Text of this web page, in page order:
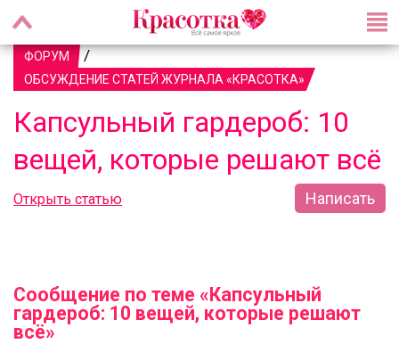
ФОРУМ /
ОБСУЖДЕНИЕ СТАТЕЙ ЖУРНАЛА «КРАСОТКА»
Капсульный гардероб: 10
вещей, которые решают всё
Открыть статью Написать
Сообщение по теме «Капсульный
гардероб: 10 вещей, которые решают
всё»